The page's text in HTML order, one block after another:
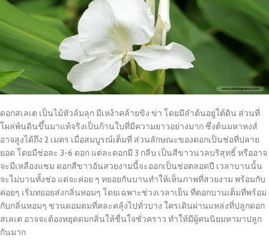
ดอกสเลเต เป็นไม้หัวล้มลุก มีเหง้าคล้ายขิง ข่า โดยมีลำต้นอยู่ใต้ดิน ส่วนที่
โผล่พ้นดินขึ้นมาแท้จริงเป็นก้านใบที่มีความยาวอย่างมาก ซึ่งต้นมหาหงส์
อาจสูงได้ถึง 2 เมตร เมื่อสมบูรณ์เต็มที่ ส่วนลักษณะของดอกเป็นช่อที่ปลาย
ยอด โดยมีช่อละ 3-6 ดอก แต่ละดอกมี 3 กลีบ เป็นสีขาวนวลบริสุทธิ์ หรืออาจ
จะมีเหลืองแซม ดอกสีขาวอันสวยงามนี้จะออกเป็นช่อตลอดปี เวลาบานนั้น
จะไม่บานทั้งช่อ แต่จะค่อย ๆ ทยอยกันบานทำให้เห็นภาพที่สวยงาม พร้อมกับ
ค่อยๆ เริ่มทยอยส่งกลิ่นหอมๆ โดยเฉพาะช่วงเวลาเย็น ที่ดอกบานเต็มที่พร้อม
กับกลิ่นหอมๆ ชวนดอมดมที่คละคลุ้งไปทั่วบาง ใครเดินผ่านแหล่งที่ปลูกดอก
สเลเต อาจจะต้องหยุดดมกลิ่นให้ชื่นใจชั่วคราว ทำให้มีผู้คนนิยมหามาปลูก
กันมาก